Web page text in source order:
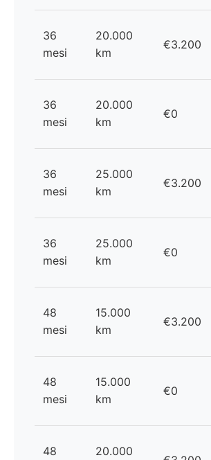
36
mesi
20.000
km
€3.200
36
mesi
20.000
km
€0
36
mesi
25.000
km
€3.200
36
mesi
25.000
km
€0
48
mesi
15.000
km
€3.200
48
mesi
15.000
km
€0
48 20.000